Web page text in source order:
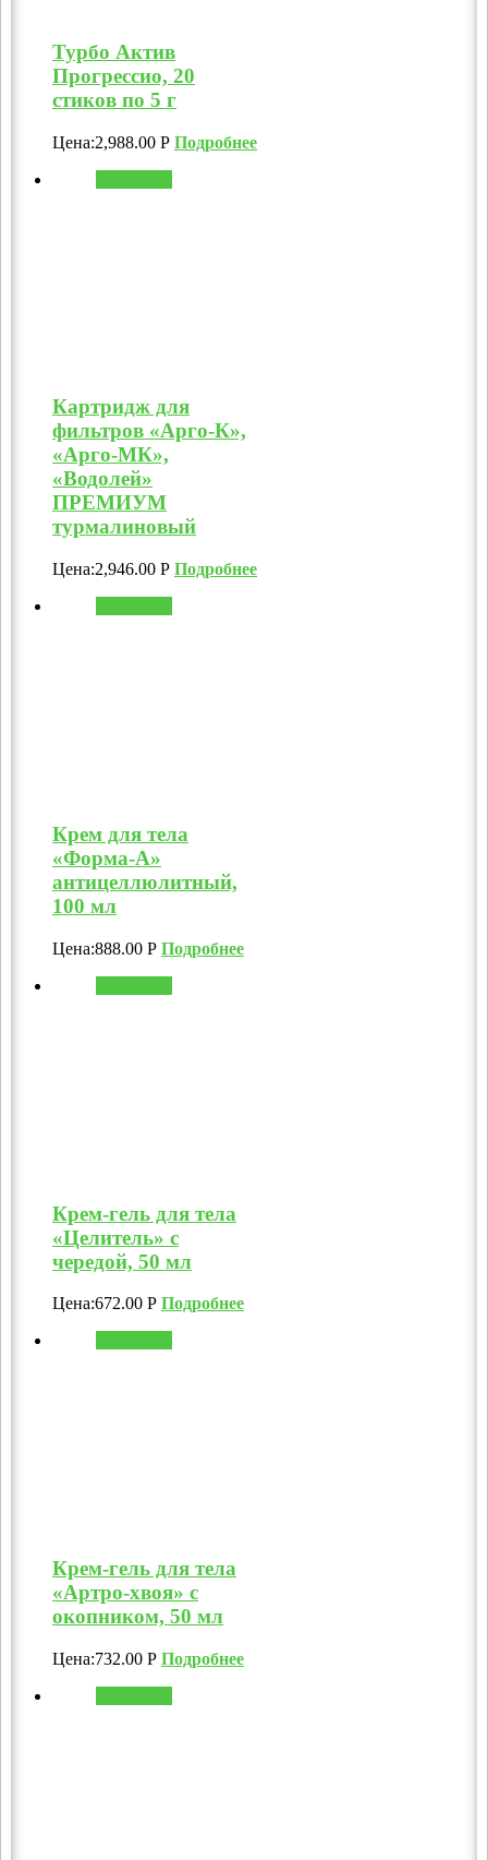
Турбо Актив
Прогрессио, 20
стиков по 5 г
Цена:2,988.00 Р Подробнее
Картридж для
фильтров «Арго-К»,
«Арго-МК»,
«Водолей»
ПРЕМИУМ
турмалиновый
Цена:2,946.00 Р Подробнее
Крем для тела
«Форма-А»
антицеллюлитный,
100 мл
Цена:888.00 Р Подробнее
Крем-гель для тела
«Целитель» с
чередой, 50 мл
Цена:672.00 Р Подробнее
Крем-гель для тела
«Артро-хвоя» с
окопником, 50 мл
Цена:732.00 Р Подробнее